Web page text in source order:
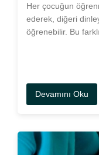
Her çocuğun
ederek, diğeri
öğrenebilir. Bu
Devamını Oku